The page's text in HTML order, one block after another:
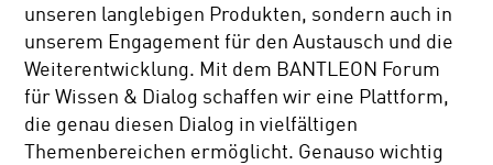
unseren langlebigen Produkten, sondern auch in
unserem Engagement für den Austausch und die
Weiterentwicklung. Mit dem BANTLEON Forum
für Wissen & Dialog schaffen wir eine Plattform,
die genau diesen Dialog in vielfältigen
Themenbereichen ermöglicht. Genauso wichtig